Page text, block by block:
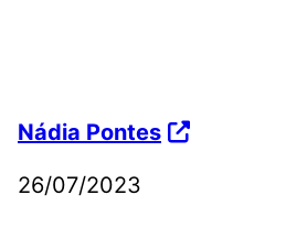
Nádia Pontes
26/07/2023